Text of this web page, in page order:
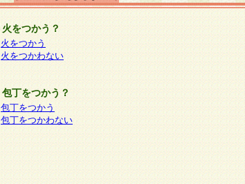
火をつかう？
火をつかう
火をつかわない
包丁をつかう？
包丁をつかう
包丁をつかわない